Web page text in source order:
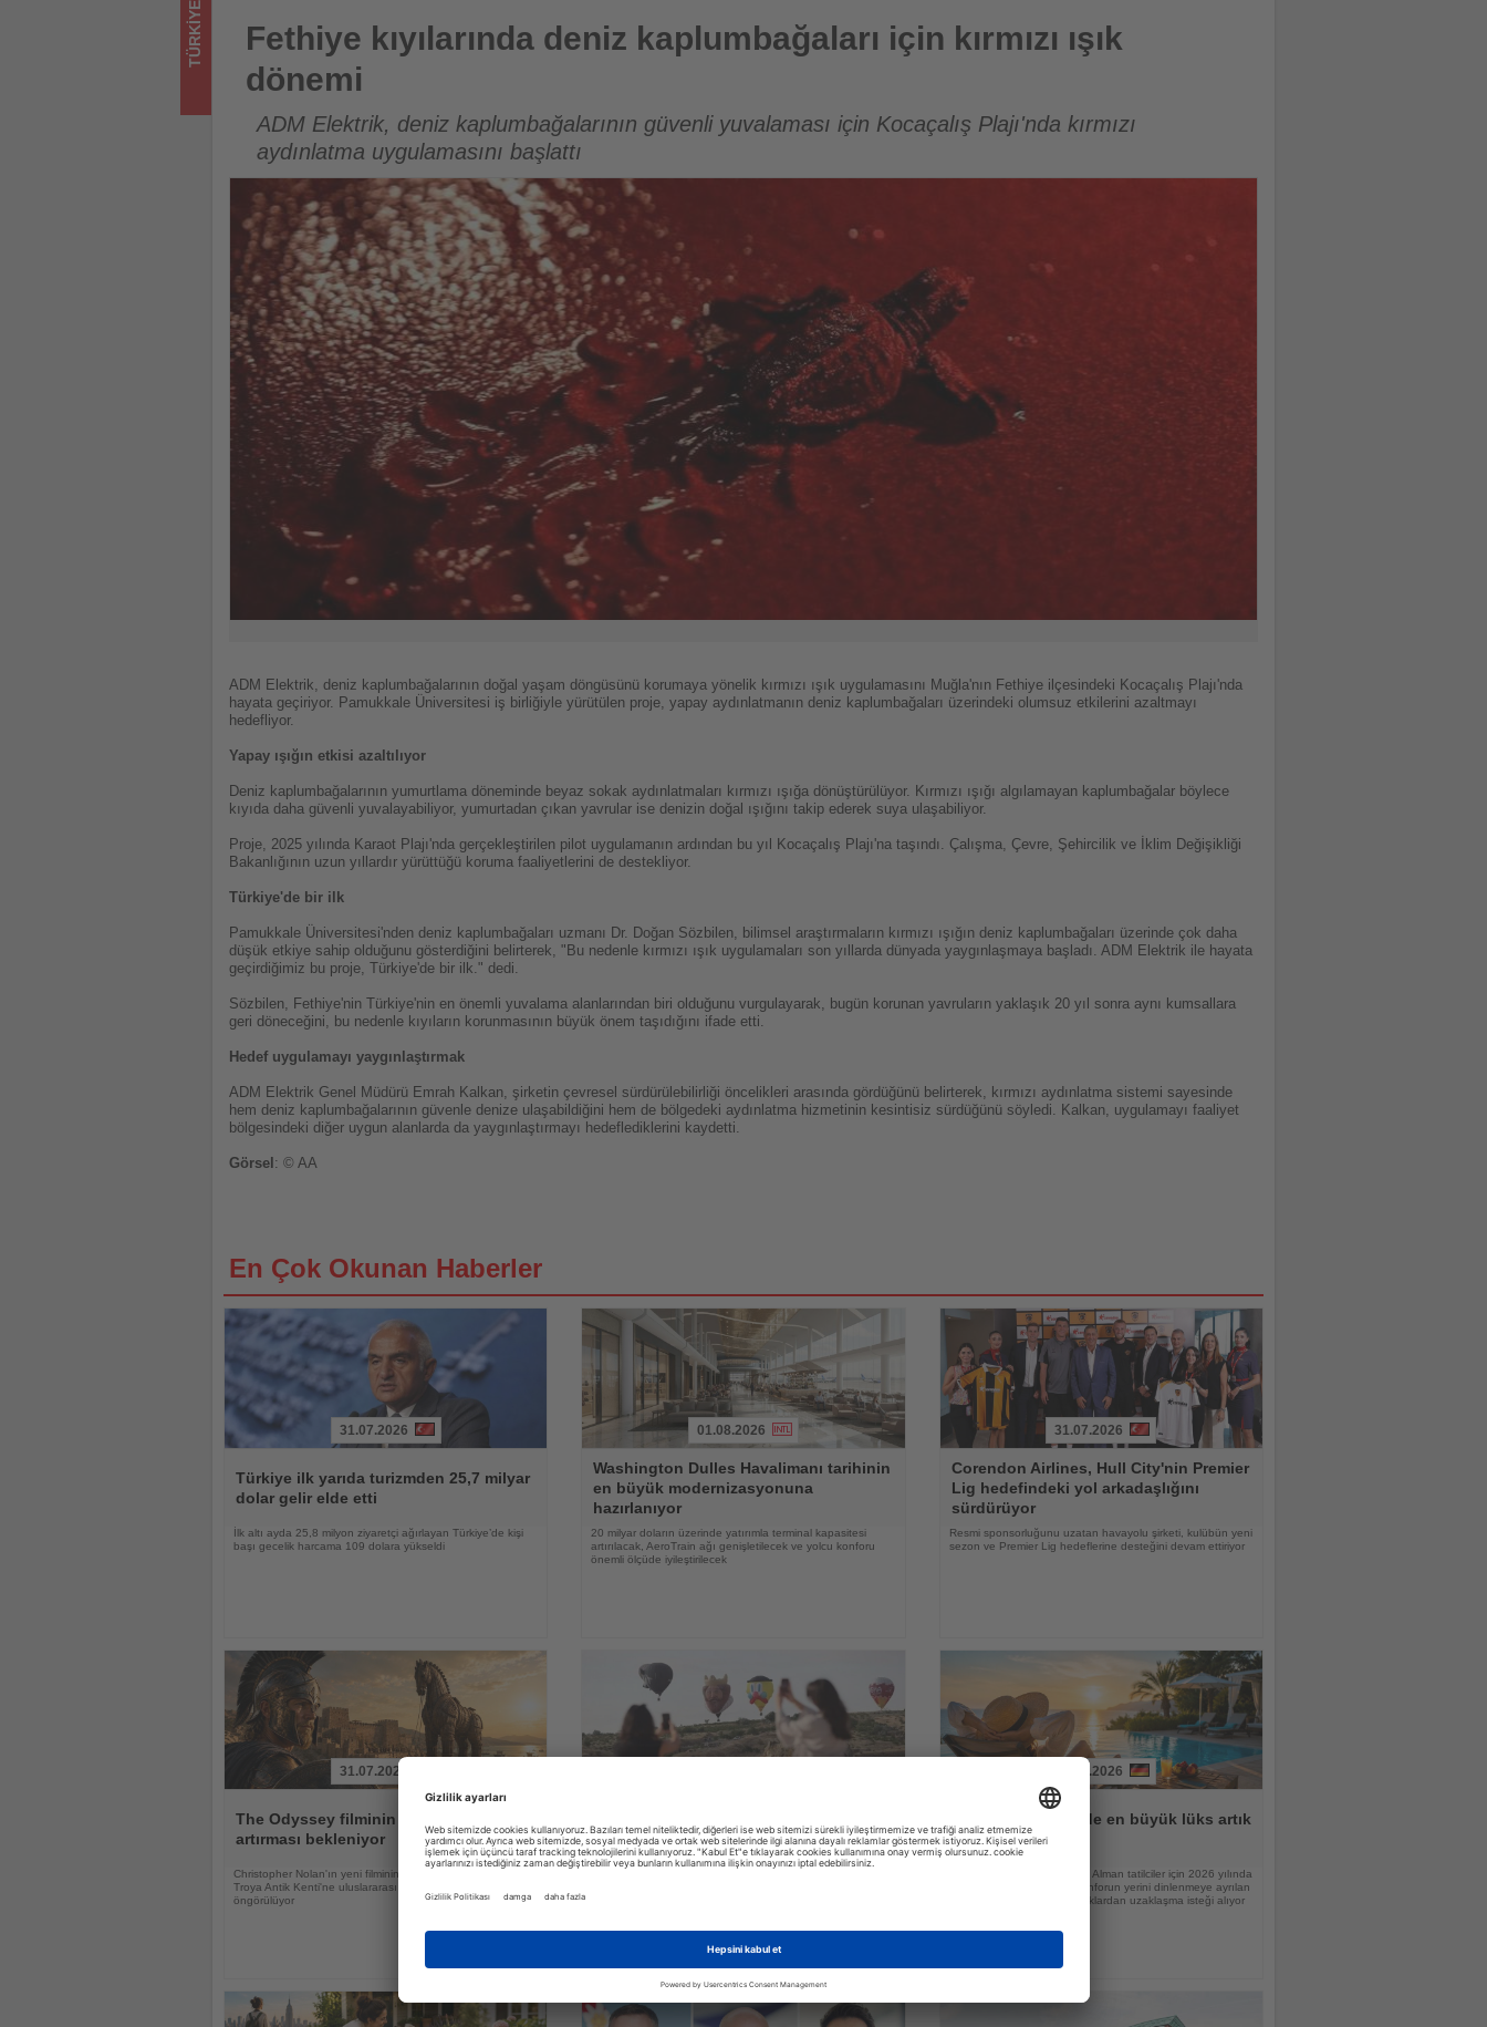
Fethiye kıyılarında deniz kaplumbağaları için kırmızı ışık dönemi
TÜRKIYE
Fethiye kıyılarında deniz kaplumbağaları için kırmızı ışık
dönemi
ADM Elektrik, deniz kaplumbağalarının güvenli yuvalaması için Kocaçalış Plajı'nda kırmızı
aydınlatma uygulamasını başlattı
ADM Elektrik, deniz kaplumbağalarının doğal yaşam döngüsünü korumaya yönelik kırmızı ışık uygulamasını Muğla'nın Fethiye ilçesindeki Kocaçalış Plajı'nda
hayata geçiriyor. Pamukkale Üniversitesi iş birliğiyle yürütülen proje, yapay aydınlatmanın deniz kaplumbağaları üzerindeki olumsuz etkilerini azaltmayı
hedefliyor.
Yapay ışığın etkisi azaltılıyor
Deniz kaplumbağalarının yumurtlama döneminde beyaz sokak aydınlatmaları kırmızı ışığa dönüştürülüyor. Kırmızı ışığı algılamayan kaplumbağalar böylece
kıyıda daha güvenli yuvalayabiliyor, yumurtadan çıkan yavrular ise denizin doğal ışığını takip ederek suya ulaşabiliyor.
Proje, 2025 yılında Karaot Plajı'nda gerçekleştirilen pilot uygulamanın ardından bu yıl Kocaçalış Plajı'na taşındı. Çalışma, Çevre, Şehircilik ve İklim Değişikliği
Bakanlığının uzun yıllardır yürüttüğü koruma faaliyetlerini de destekliyor.
Türkiye'de bir ilk
Pamukkale Üniversitesi'nden deniz kaplumbağaları uzmanı Dr. Doğan Sözbilen, bilimsel araştırmaların kırmızı ışığın deniz kaplumbağaları üzerinde çok daha
düşük etkiye sahip olduğunu gösterdiğini belirterek, "Bu nedenle kırmızı ışık uygulamaları son yıllarda dünyada yaygınlaşmaya başladı. ADM Elektrik ile hayata
geçirdiğimiz bu proje, Türkiye'de bir ilk." dedi.
Sözbilen, Fethiye'nin Türkiye'nin en önemli yuvalama alanlarından biri olduğunu vurgulayarak, bugün korunan yavruların yaklaşık 20 yıl sonra aynı kumsallara
geri döneceğini, bu nedenle kıyıların korunmasının büyük önem taşıdığını ifade etti.
Hedef uygulamayı yaygınlaştırmak
ADM Elektrik Genel Müdürü Emrah Kalkan, şirketin çevresel sürdürülebilirliği öncelikleri arasında gördüğünü belirterek, kırmızı aydınlatma sistemi sayesinde
hem deniz kaplumbağalarının güvenle denize ulaşabildiğini hem de bölgedeki aydınlatma hizmetinin kesintisiz sürdüğünü söyledi. Kalkan, uygulamayı faaliyet
bölgesindeki diğer uygun alanlarda da yaygınlaştırmayı hedeflediklerini kaydetti.
Görsel : © AA
En Çok Okunan Haberler
Oku
31.07.2026
Türkiye ilk yarıda turizmden 25,7 milyar
dolar gelir elde etti
İlk altı ayda 25,8 milyon ziyaretçi ağırlayan Türkiye’de kişi
başı gecelik harcama 109 dolara yükseldi
Oku
01.08.2026
Washington Dulles Havalimanı tarihinin
en büyük modernizasyonuna
hazırlanıyor
20 milyar doların üzerinde yatırımla terminal kapasitesi
artırılacak, AeroTrain ağı genişletilecek ve yolcu konforu
önemli ölçüde iyileştirilecek
Oku
31.07.2026
Corendon Airlines, Hull City'nin Premier
Lig hedefindeki yol arkadaşlığını
sürdürüyor
Resmi sponsorluğunu uzatan havayolu şirketi, kulübün yeni
sezon ve Premier Lig hedeflerine desteğini devam ettiriyor
Oku
31.07.2026
The Odyssey filminin Troya'ya ilgiyi
artırması bekleniyor
Christopher Nolan'ın yeni filminin UNESCO Dünya Mirası
Troya Antik Kenti'ne uluslararası ilgiyi güçlendirmesi
öngörülüyor
balonla başladı
31.07.2026
Almanlar için tatilde en büyük lüks artık
zaman
YouGov araştırmasına göre Alman tatilciler için 2026 yılında
lüksün anlamı değişiyor; konforun yerini dinlenmeye ayrılan
zaman ve günlük sorumluluklardan uzaklaşma isteği alıyor